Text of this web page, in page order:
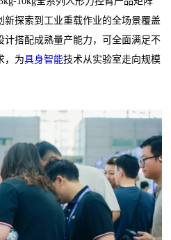
新探索到工业重载作业的全场景覆盖
计搭配成熟量产能力，可全面满足不
，为具身智能技术从实验室走向规模